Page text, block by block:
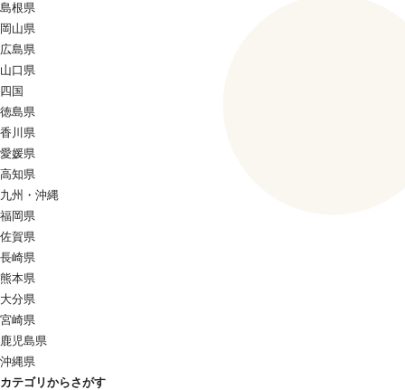
島根県
岡山県
広島県
山口県
四国
徳島県
香川県
愛媛県
高知県
九州・沖縄
福岡県
佐賀県
長崎県
熊本県
大分県
宮崎県
鹿児島県
沖縄県
カテゴリからさがす